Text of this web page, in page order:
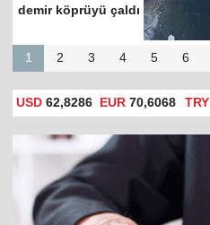
demir köprüyü çaldı
1 2 3 4 5 6
USD 62,8286 EUR 70,6068 TRY